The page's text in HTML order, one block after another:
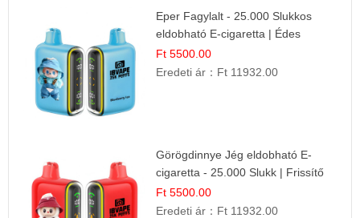
Eper Fagylalt - 25.000 Slukkos
eldobható E-cigaretta | Édes
Desszert Íz
Ft 5500.00
Eredeti ár： Ft 11932.00
Görögdinnye Jég eldobható E-
cigaretta - 25.000 Slukk | Frissítő
Nyári Íz
Ft 5500.00
Eredeti ár： Ft 11932.00